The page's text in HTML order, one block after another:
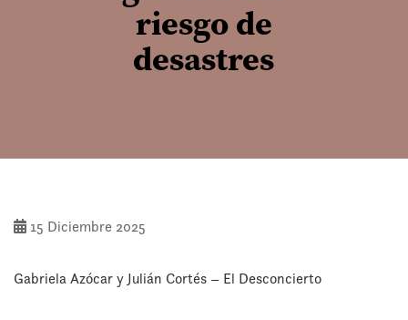
riesgo de
desastres
15 Diciembre 2025
Gabriela Azócar y Julián Cortés – El Desconcierto